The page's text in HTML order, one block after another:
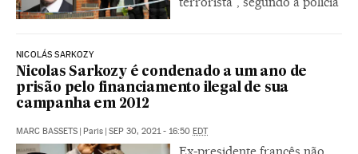
NICOLÁS SARKOZY
Nicolas Sarkozy é condenado a um ano de
prisão pelo financiamento ilegal de sua
campanha em 2012
MARC BASSETS Paris SEP 30, 2021 - 16:50 EDT